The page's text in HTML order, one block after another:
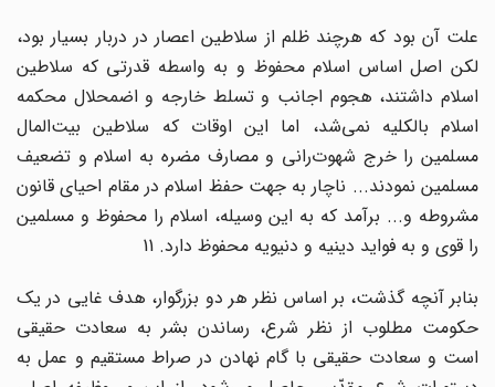
علت آن بود که هرچند ظلم از سلاطین اعصار در دربار بسیار بود،
لکن اصل اساس اسلام محفوظ و به واسطه قدرتی که سلاطین
اسلام داشتند، هجوم اجانب و تسلط خارجه و اضمحلال محکمه
اسلام بالکلیه نمی‌شد، اما این اوقات که سلاطین بیت‌المال
مسلمین را خرج شهوت‌رانی و مصارف مضره به اسلام و تضعیف
مسلمین نمودند... ناچار به جهت حفظ اسلام در مقام احیای قانون
مشروطه و... برآمد که به این وسیله، اسلام را محفوظ و مسلمین
را قوی و به فواید دینیه و دنیویه محفوظ دارد. 11
بنابر آنچه گذشت، بر اساس نظر هر دو بزرگوار، هدف غایی در یک
حکومت مطلوب از نظر شرع، رساندن بشر به سعادت حقیقی
است و سعادت حقیقی با گام نهادن در صراط مستقیم و عمل به